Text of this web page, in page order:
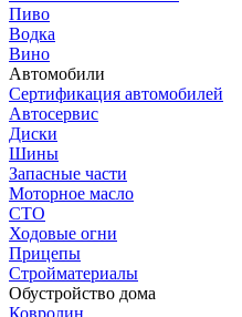
Пиво
Водка
Вино
Автомобили
Сертификация автомобилей
Автосервис
Диски
Шины
Запасные части
Моторное масло
СТО
Ходовые огни
Прицепы
Стройматериалы
Обустройство дома
Ковролин